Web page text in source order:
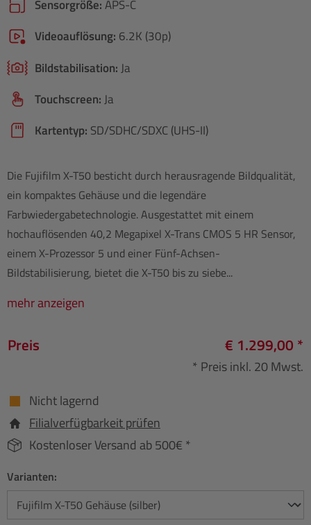
Sensorgröße:APS-C
Videoauflösung: 6.2K (30p)
Bildstabilisation:Ja
Touchscreen:Ja
Kartentyp: SD/​SDHC/​SDXC (UHS-II)
Die Fujifilm X-T50 besticht durch herausragende Bildqualität,
ein kompaktes Gehäuse und die legendäre
Farbwiedergabetechnologie. Ausgestattet mit einem
hochauflösenden 40,2 Megapixel X-Trans CMOS 5 HR Sensor,
einem X-Prozessor 5 und einer Fünf-Achsen-
Bildstabilisierung, bietet die X-T50 bis zu siebe...
mehr anzeigen
Preis € 1.299,00 *
* Preis inkl. 20 Mwst.
Nicht lagernd
Filialverfügbarkeit prüfen
Kostenloser Versand ab 500€ *
Varianten: